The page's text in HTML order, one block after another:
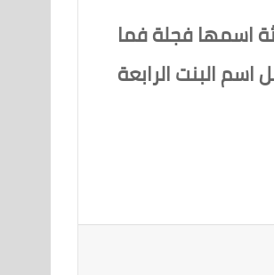
اسمها فجلة فما
البنت الرابعة